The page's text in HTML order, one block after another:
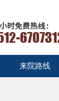
来院路线